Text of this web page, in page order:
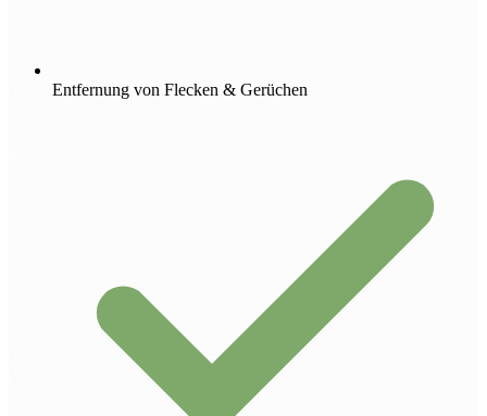
Entfernung von Flecken & Gerüchen